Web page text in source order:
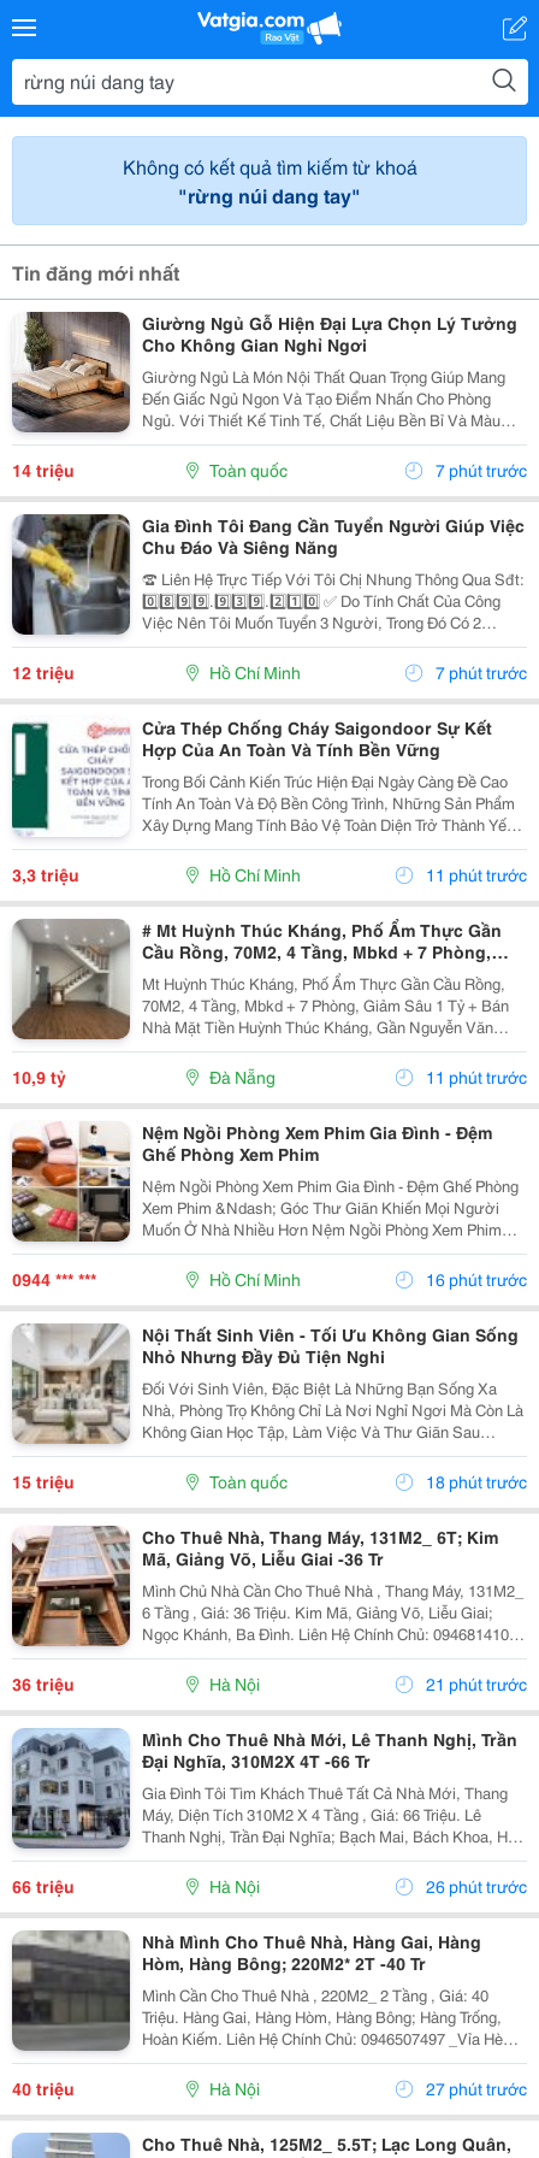
Không có kết quả tìm kiếm từ khoá
"rừng núi dang tay"
Tin đăng mới nhất
Giường Ngủ Gỗ Hiện Đại Lựa Chọn Lý Tưởng
Cho Không Gian Nghỉ Ngơi
Giường Ngủ Là Món Nội Thất Quan Trọng Giúp Mang
Đến Giấc Ngủ Ngon Và Tạo Điểm Nhấn Cho Phòng
Ngủ. Với Thiết Kế Tinh Tế, Chất Liệu Bền Bỉ Và Màu
Sắc Trang Nhã, Giường Ngủ Gỗ Hiện Đại Ngày Càng
Được Nhiều Gia Đình Lựa Chọn Để Nâng Cao Chất
Lượng Không...
14 triệu Toàn quốc 7 phút trước
Gia Đình Tôi Đang Cần Tuyển Người Giúp Việc
Chu Đáo Và Siêng Năng
☎️ Liên Hệ Trực Tiếp Với Tôi Chị Nhung Thông Qua Sđt:
0️⃣8️⃣9️⃣9️⃣.9️⃣3️⃣9️⃣.2️⃣1️⃣0️⃣ ✅ Do Tính Chất Của Công
Việc Nên Tôi Muốn Tuyển 3 Người, Trong Đó Có 2
Người Làm Việc Tại Nhà Tôi Và 1 Người Làm Tại Nhà
Mẹ Tôi ( Ở Cách Tôi 4 Căn) ✅ Nhà Tôi Thì 1...
12 triệu Hồ Chí Minh 7 phút trước
Cửa Thép Chống Cháy Saigondoor Sự Kết
Hợp Của An Toàn Và Tính Bền Vững
Trong Bối Cảnh Kiến Trúc Hiện Đại Ngày Càng Đề Cao
Tính An Toàn Và Độ Bền Công Trình, Những Sản Phẩm
Xây Dựng Mang Tính Bảo Vệ Toàn Diện Trở Thành Yếu
Tố Trọng Tâm Trong Nhiều Dự Án. Đặc Biệt, Khi Những
Nguy Cơ Cháy Nổ Trong Các Tòa Nhà Cao Tầng, Nhà...
3,3 triệu Hồ Chí Minh 11 phút trước
# Mt Huỳnh Thúc Kháng, Phố Ẩm Thực Gần
Cầu Rồng, 70M2, 4 Tầng, Mbkd + 7 Phòng,
Giảm Sâu 1 Tỷ
Mt Huỳnh Thúc Kháng, Phố Ẩm Thực Gần Cầu Rồng,
70M2, 4 Tầng, Mbkd + 7 Phòng, Giảm Sâu 1 Tỷ + Bán
Nhà Mặt Tiền Huỳnh Thúc Kháng, Gần Nguyễn Văn
Linh, Cầu Rồng, Phố Ẩm Thực Kinh Doanh Dịch Vụ Du
Lịch Nhộn Nhịp Ngày Đêm. + Dt 70M2, Ngang 4.2M, Nở
10,9 tỷ Đà Nẵng 11 phút trước
Nệm Ngồi Phòng Xem Phim Gia Đình - Đệm
Ghế Phòng Xem Phim
Nệm Ngồi Phòng Xem Phim Gia Đình - Đệm Ghế Phòng
Xem Phim &Ndash; Góc Thư Giãn Khiến Mọi Người
Muốn Ở Nhà Nhiều Hơn Nệm Ngồi Phòng Xem Phim
Gia Đình Đệm Ghế Phòng Xem Phim Được Thiết Kế Với
Nhiều Kiểu Dáng, Kích Thước, Độ Dày Và Chất Liệu,
0944 *** *** Hồ Chí Minh 16 phút trước
Nội Thất Sinh Viên - Tối Ưu Không Gian Sống
Nhỏ Nhưng Đầy Đủ Tiện Nghi
Đối Với Sinh Viên, Đặc Biệt Là Những Bạn Sống Xa
Nhà, Phòng Trọ Không Chỉ Là Nơi Nghỉ Ngơi Mà Còn Là
Không Gian Học Tập, Làm Việc Và Thư Giãn Sau
Những Giờ Học Căng Thẳng. Vì Vậy, Việc Lựa Chọn
Nội Thất Sinh Viên Phù Hợp Đóng Vai Trò Quan Trọng
Trong...
15 triệu Toàn quốc 18 phút trước
Cho Thuê Nhà, Thang Máy, 131M2_ 6T; Kim
Mã, Giảng Võ, Liễu Giai -36 Tr
Mình Chủ Nhà Cần Cho Thuê Nhà , Thang Máy, 131M2_
6 Tầng , Giá: 36 Triệu. Kim Mã, Giảng Võ, Liễu Giai;
Ngọc Khánh, Ba Đình. Liên Hệ Chính Chủ: 0946814103
_Vỉa Hè Lớn, Mặt Tiền Rộng, Thoáng. _Vị Trí Ngay Ngã
Ba, Khu Đông Dân Cư, Kinh Doanh Sầm Uất,...
36 triệu Hà Nội 21 phút trước
Mình Cho Thuê Nhà Mới, Lê Thanh Nghị, Trần
Đại Nghĩa, 310M2X 4T -66 Tr
Gia Đình Tôi Tìm Khách Thuê Tất Cả Nhà Mới, Thang
Máy, Diện Tích 310M2 X 4 Tầng , Giá: 66 Triệu. Lê
Thanh Nghị, Trần Đại Nghĩa; Bạch Mai, Bách Khoa, Hai
Bà Trưng. Liên Hệ Chủ Nhà: 0988289962 . Vị Trí Gần
Ngã Ba, Khu Đông Dân Cư, Kinh Doanh Sầm Uất,...
66 triệu Hà Nội 26 phút trước
Nhà Mình Cho Thuê Nhà, Hàng Gai, Hàng
Hòm, Hàng Bông; 220M2* 2T -40 Tr
Mình Cần Cho Thuê Nhà , 220M2_ 2 Tầng , Giá: 40
Triệu. Hàng Gai, Hàng Hòm, Hàng Bông; Hàng Trống,
Hoàn Kiếm. Liên Hệ Chính Chủ: 0946507497 _Vỉa Hè
Lớn, Mặt Tiền Rộng, Thoáng. _Vị Trí Ngay Ngã Ba, Khu
Đông Dân Cư, Kinh Doanh Sầm Uất, Nhiều Văn
Phòng,...
40 triệu Hà Nội 27 phút trước
Cho Thuê Nhà, 125M2_ 5.5T; Lạc Long Quân,